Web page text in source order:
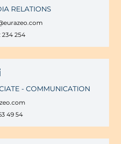
RELATIONS
234 254
- COMMUNICATION
49 54